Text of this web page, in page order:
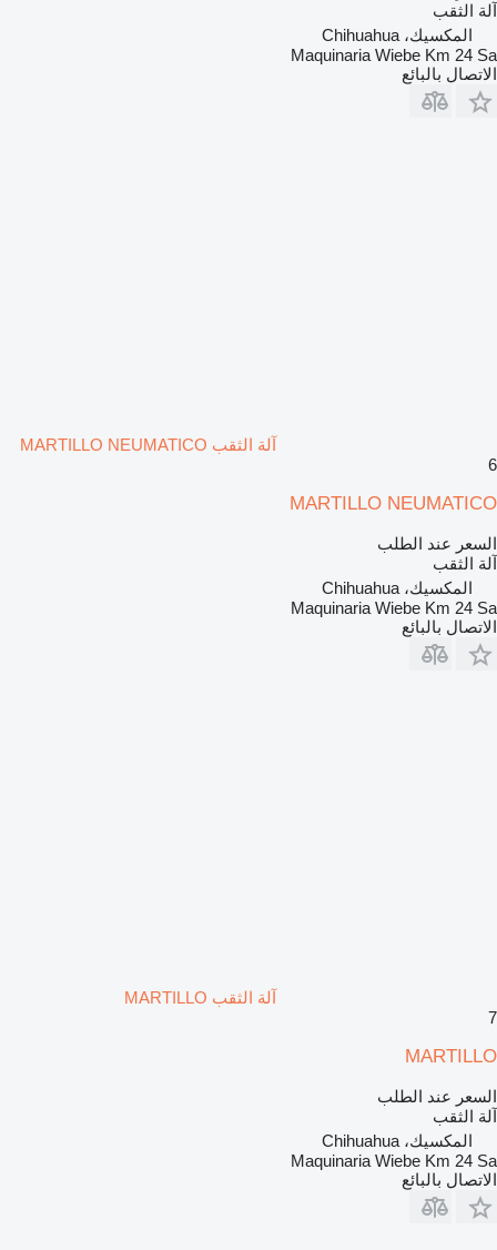
آلة الثقب
المكسيك، Chihuahua
Maquinaria Wiebe Km 24 Sa
الاتصال بالبائع
آلة الثقب MARTILLO NEUMATICO
6
MARTILLO NEUMATICO
السعر عند الطلب
آلة الثقب
المكسيك، Chihuahua
Maquinaria Wiebe Km 24 Sa
الاتصال بالبائع
آلة الثقب MARTILLO
7
MARTILLO
السعر عند الطلب
آلة الثقب
المكسيك، Chihuahua
Maquinaria Wiebe Km 24 Sa
الاتصال بالبائع